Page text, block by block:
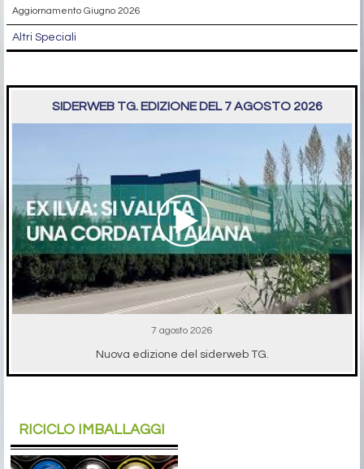
Aggiornamento Giugno 2026
Altri Speciali
SIDERWEB TG. EDIZIONE DEL 7 AGOSTO 2026
7 agosto 2026
Nuova edizione del siderweb TG.
RICICLO IMBALLAGGI